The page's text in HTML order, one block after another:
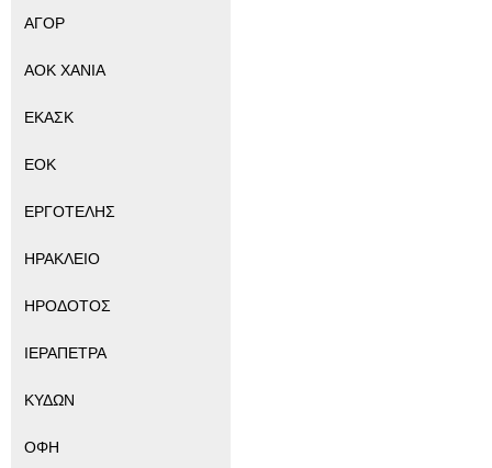
ΑΓΟΡ
ΑΟΚ ΧΑΝΙΑ
ΕΚΑΣΚ
ΕΟΚ
ΕΡΓΟΤΕΛΗΣ
ΗΡΑΚΛΕΙΟ
ΗΡΟΔΟΤΟΣ
ΙΕΡΑΠΕΤΡΑ
ΚΥΔΩΝ
ΟΦΗ